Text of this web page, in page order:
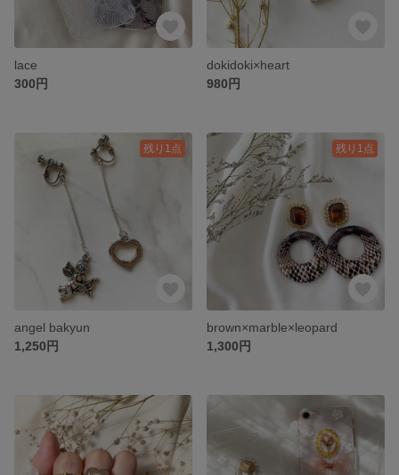
lace
300円
dokidoki×heart
980円
残り1点
angel bakyun
1,250円
残り1点
brown×marble×leopard
1,300円